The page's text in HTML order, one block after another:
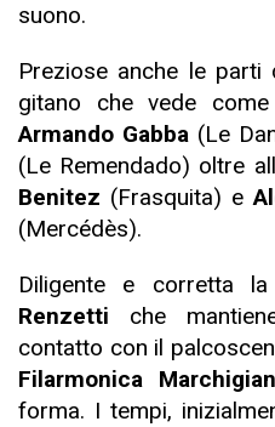
suono.
Preziose anche le
gitano che vede
Armando Gabba(Le
(Le Remendado) oltre
Benitez (Frasquita) e
(Mercédès).
Diligente e corretta
Renzetti che
contatto con il
Filarmonica
forma. I tempi,